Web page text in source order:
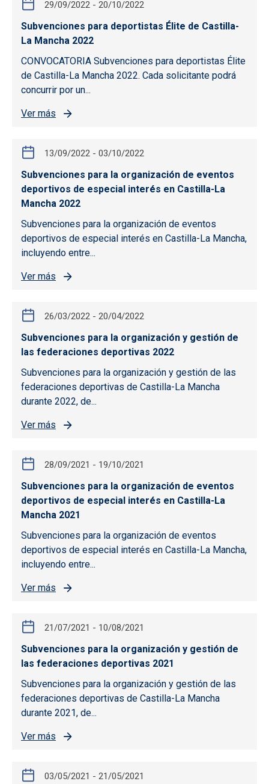
29/09/2022 - 20/10/2022
Subvenciones para deportistas Élite de Castilla-
La Mancha 2022
CONVOCATORIA Subvenciones para deportistas Élite
de Castilla-La Mancha 2022. Cada solicitante podrá
concurrir por un...
Ver más
13/09/2022 - 03/10/2022
Subvenciones para la organización de eventos
deportivos de especial interés en Castilla-La
Mancha 2022
Subvenciones para la organización de eventos
deportivos de especial interés en Castilla-La Mancha,
incluyendo entre...
Ver más
26/03/2022 - 20/04/2022
Subvenciones para la organización y gestión de
las federaciones deportivas 2022
Subvenciones para la organización y gestión de las
federaciones deportivas de Castilla-La Mancha
durante 2022, de...
Ver más
28/09/2021 - 19/10/2021
Subvenciones para la organización de eventos
deportivos de especial interés en Castilla-La
Mancha 2021
Subvenciones para la organización de eventos
deportivos de especial interés en Castilla-La Mancha,
incluyendo entre...
Ver más
21/07/2021 - 10/08/2021
Subvenciones para la organización y gestión de
las federaciones deportivas 2021
Subvenciones para la organización y gestión de las
federaciones deportivas de Castilla-La Mancha
durante 2021, de...
Ver más
03/05/2021 - 21/05/2021